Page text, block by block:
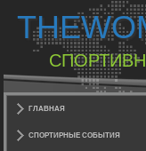
ГЛАВНАЯ
СПОРТИРНЫЕ СОБЫТИЯ